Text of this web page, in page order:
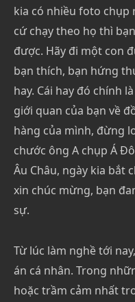
kia có nhiều foto chụp
cứ chạy theo họ thì
được. Hãy đi một con
bạn thích, bạn hứng
hay. Cái hay đó chính
giới quan của bạn về
hàng của mình, đừng
chước ông A chụp Á
Âu Châu, ngày kia bắt
xin chúc mừng, bạn
sự.
Từ lúc làm nghề tới
án cá nhân. Trong
hoặc trầm cảm nhất